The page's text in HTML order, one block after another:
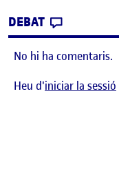
DEBAT
No hi ha comentaris.
Heu d'iniciar la sessió